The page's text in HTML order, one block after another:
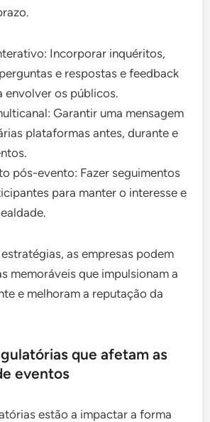
Incorporar inquéritos,
e respostas e feedback
envolver os públicos.
Garantir uma mensagem
plataformas antes, durante e
pós-evento: Fazer seguimentos
para manter o interesse e
as empresas podem
memoráveis que impulsionam a
e melhoram a reputação da
que afetam as
eventos
estão a impactar a forma